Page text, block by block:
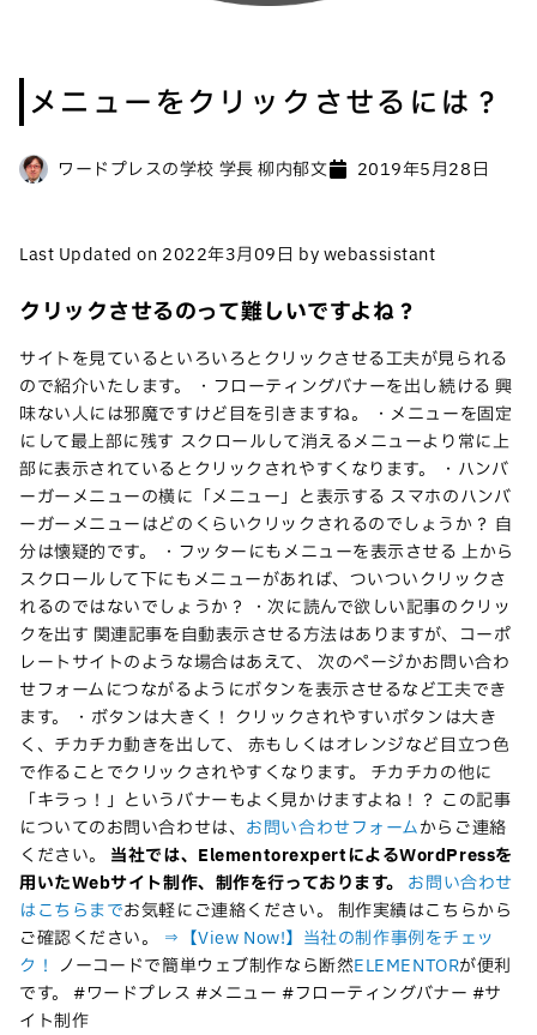
メニューをクリックさせるには？
ワードプレスの学校 学長 柳内郁文 2019年5月28日
Last Updated on 2022年3月09日 by webassistant
クリックさせるのって難しいですよね？
サイトを見ているといろいろとクリックさせる工夫が見られる
ので紹介いたします。 ・フローティングバナーを出し続ける 興
味ない人には邪魔ですけど目を引きますね。 ・メニューを固定
にして最上部に残す スクロールして消えるメニューより常に上
部に表示されているとクリックされやすくなります。 ・ハンバ
ーガーメニューの横に「メニュー」と表示する スマホのハンバ
ーガーメニューはどのくらいクリックされるのでしょうか？ 自
分は懐疑的です。 ・フッターにもメニューを表示させる 上から
スクロールして下にもメニューがあれば、ついついクリックさ
れるのではないでしょうか？ ・次に読んで欲しい記事のクリッ
クを出す 関連記事を自動表示させる方法はありますが、コーポ
レートサイトのような場合はあえて、 次のページかお問い合わ
せフォームにつながるようにボタンを表示させるなど工夫でき
ます。 ・ボタンは大きく！ クリックされやすいボタンは大き
く、チカチカ動きを出して、 赤もしくはオレンジなど目立つ色
で作ることでクリックされやすくなります。 チカチカの他に
「キラっ！」というバナーもよく見かけますよね！？ この記事
についてのお問い合わせは、 お問い合わせフォームからご連絡
ください。 当社では、ElementorexpertによるWordPressを
用いたWebサイト制作、制作を行っております。 お問い合わせ
はこちらまでお気軽にご連絡ください。 制作実績はこちらから
ご確認ください。 ⇒【View Now!】当社の制作事例をチェッ
ク！ ノーコードで簡単ウェブ制作なら断然ELEMENTORが便利
です。 #ワードプレス #メニュー #フローティングバナー #サ
イト制作